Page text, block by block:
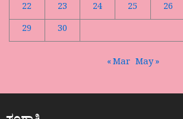
22
23 24 25 26
29
30
« Mar May »